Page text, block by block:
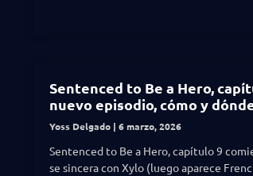
Sentenced to Be a Hero,
nuevo episodio, cómo y
Yoss Delgado 6 marzo, 2026
Sentenced to Be a Hero, capítulo 9
se sincera con Xylo (luego aparece